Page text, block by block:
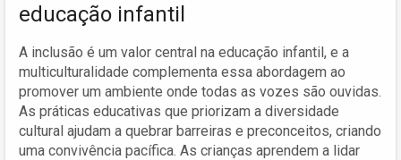
educação infantil
A inclusão é um valor central na educação infantil, e a
multiculturalidade complementa essa abordagem ao
promover um ambiente onde todas as vozes são ouvidas.
As práticas educativas que priorizam a diversidade
cultural ajudam a quebrar barreiras e preconceitos, criando
uma convivência pacífica. As crianças aprendem a lidar